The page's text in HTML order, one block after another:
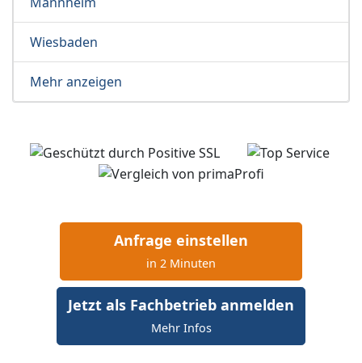
Wiesbaden
Mehr anzeigen
Anfrage einstellen
in 2 Minuten
Jetzt als Fachbetrieb anmelden
Mehr Infos